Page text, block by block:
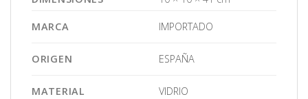
MARCA IMPORTADO
ORIGEN ESPAÑA
MATERIAL VIDRIO